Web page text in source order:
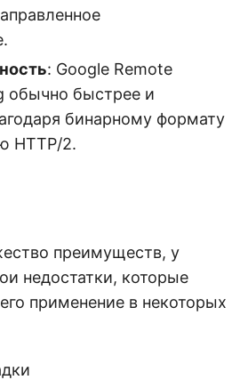
: Google Remote
обычно быстрее и
бинарному формату
HTTP/2.
преимуществ, у
недостатки, которые
применение в некоторых